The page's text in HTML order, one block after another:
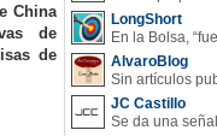
China
de
de
LongShort
En la Bolsa,
AlvaroBlog
Sin artículos
JC Castillo